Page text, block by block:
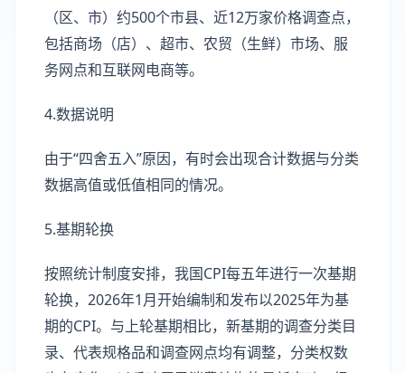
（区、市）约500个市县、近12万家价格调查点，
包括商场（店）、超市、农贸（生鲜）市场、服
务网点和互联网电商等。
4.数据说明
由于“四舍五入”原因，有时会出现合计数据与分类
数据高值或低值相同的情况。
5.基期轮换
按照统计制度安排，我国CPI每五年进行一次基期
轮换，2026年1月开始编制和发布以2025年为基
期的CPI。与上轮基期相比，新基期的调查分类目
录、代表规格品和调查网点均有调整，分类权数